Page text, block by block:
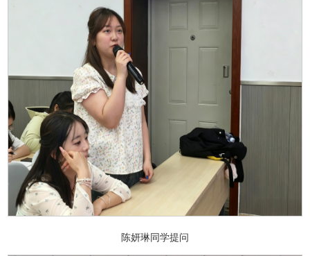
陈妍琳同学提问